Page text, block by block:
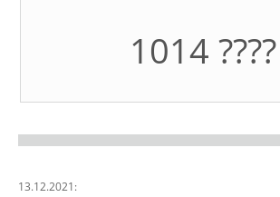
1014 ????
13.12.2021: